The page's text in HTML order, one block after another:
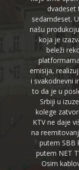
dvadeset
sedamdeset.
našu
koja je
beleži
emisija,
i svakodnevni
to da je u
Srbiji u
kolege
KTV ne daje
na
putem SBB
putem NET
Osim